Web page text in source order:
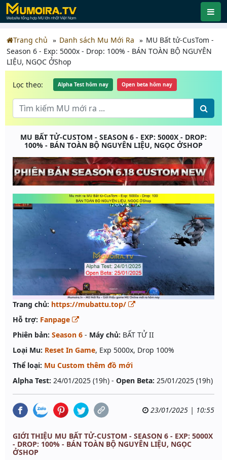
Trang chủ Danh sách Mu Mới Ra
MU Bất tử-CusTom -
Season 6 - Exp: 5000x - Drop: 100% - BÁN TOÀN BỘ NGUYÊN
LIỆU, NGỌC ỞShop
Lọc theo: Alpha Test hôm nay Open beta hôm nay
MU BẤT TỬ-CUSTOM - SEASON 6 - EXP: 5000X - DROP:
100% - BÁN TOÀN BỘ NGUYÊN LIỆU, NGỌC ỞSHOP
Trang chủ: https://mubattu.top/
Hỗ trợ: Fanpage
Phiên bản: Season 6 - Máy chủ: BẤT TỬ II
Loại Mu: Reset In Game, Exp 5000x, Drop 100%
Thể loại: Mu Custom thêm đồ mới
Alpha Test: 24/01/2025 (19h) - Open Beta: 25/01/2025 (19h)
23/01/2025 | 10:55
GIỚI THIỆU MU BẤT TỬ-CUSTOM - SEASON 6 - EXP: 5000X
- DROP: 100% - BÁN TOÀN BỘ NGUYÊN LIỆU, NGỌC
ỞSHOP